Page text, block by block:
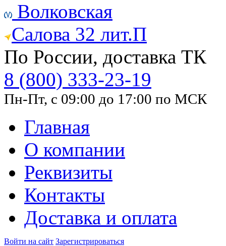
Волковская
Салова 32 лит.П
По России, доставка ТК
8 (800) 333-23-19
Пн-Пт, с 09:00 до 17:00 по МСК
Главная
О компании
Реквизиты
Контакты
Доставка и оплата
Войти на сайт Зарегистрироваться